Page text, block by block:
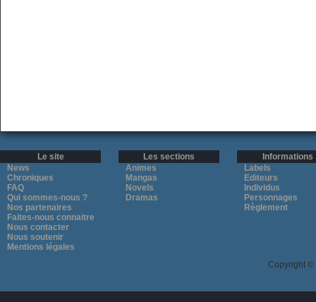
Le site
News
Chroniques
FAQ
Qui sommes-nous ?
Nos partenaires
Faites-nous connaitre
Nous contacter
Nous soutenir
Mentions légales
Les sections
Animes
Mangas
Novels
Dramas
Informations
Labels
Editeurs
Individus
Personnages
Règlement
Copyright ©